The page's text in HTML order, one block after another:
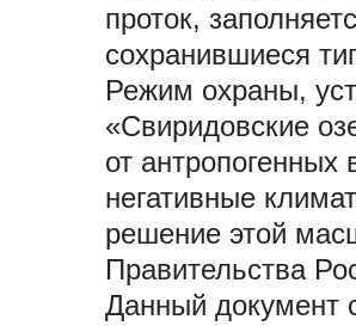
проток,
сохранившиеся
Режим охраны,
«Свиридовские
от
негативные
решение этой
Правительства
Данный документ